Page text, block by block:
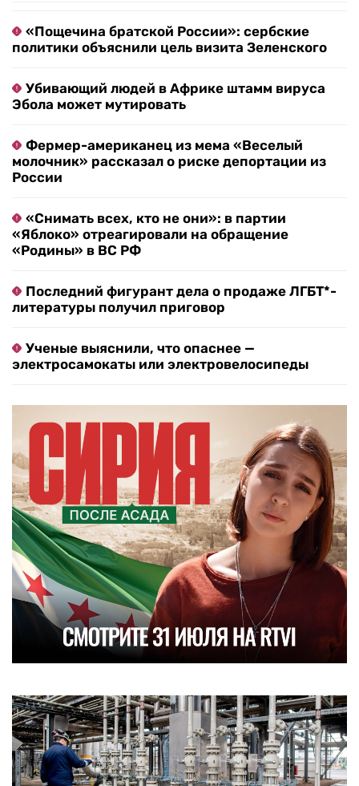
«Пощечина братской России»: сербские
политики объяснили цель визита Зеленского
Убивающий людей в Африке штамм вируса
Эбола может мутировать
Фермер-американец из мема «Веселый
молочник» рассказал о риске депортации из
России
«Снимать всех, кто не они»: в партии
«Яблоко» отреагировали на обращение
«Родины» в ВС РФ
Последний фигурант дела о продаже ЛГБТ*-
литературы получил приговор
Ученые выяснили, что опаснее —
электросамокаты или электровелосипеды